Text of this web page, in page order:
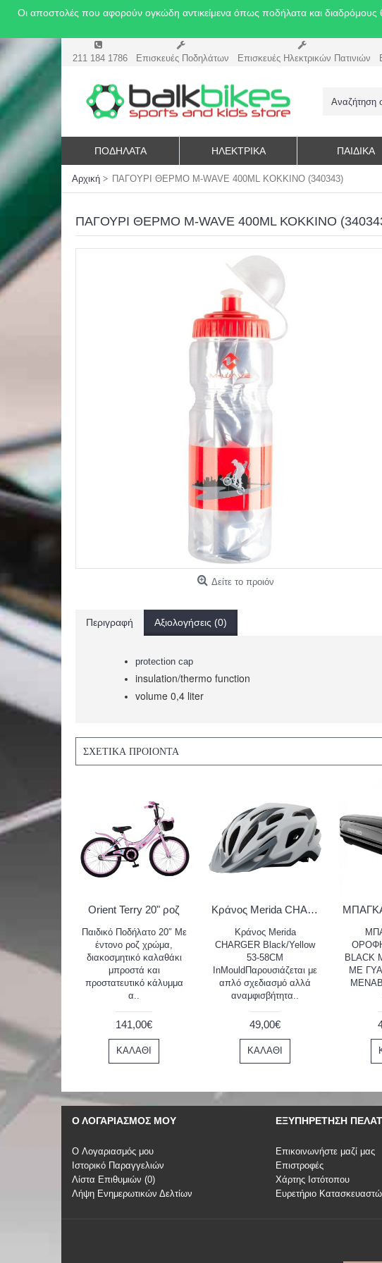
Οι αποστολές που αφορούν ογκώδη αντικείμενα όπως ποδήλατα και διαδρόμους
211 184 1786 Επισκευές Ποδηλάτων Επισκευές Ηλεκτρικών Πατινιών
ΠΟΔΗΛΑΤΑ ΗΛΕΚΤΡΙΚΆ ΠΑΙΔΙΚΑ
Αρχική ΠΑΓΟΥΡΙ ΘΕΡΜΟ M-WAVE 400ML ΚΟΚΚΙΝΟ (340343)
ΠΑΓΟΥΡΙ ΘΕΡΜΟ M-WAVE 400ML ΚΟΚΚΙΝΟ
Δείτε το προιόν
Περιγραφή Αξιολογήσεις (0)
protection cap
insulation/thermo function
volume 0,4 liter
ΣΧΕΤΙΚΆ ΠΡΟΙΌΝΤΑ
Orient Terry 20" ροζ
Παιδικό Ποδήλατο 20″ Με
έντονο ροζ χρώμα,
διακοσμητικό καλαθάκι
μπροστά και
προστατευτικό κάλυμμα
α..
141,00€
ΚΑΛΆΘΙ
Κράνος Merida CHARGER Matt White/Grey InMould
Κράνος Merida
CHARGER Black/Yellow
53-58CM
InMouldΠαρουσιάζεται με
απλό σχεδιασμό αλλά
αναμφισβήτητα..
49,00€
ΚΑΛΆΘΙ
ΜΕ
Ο ΛΟΓΑΡΙΑΣΜΌΣ ΜΟΥ
O Λογαριασμός μου
Ιστορικό Παραγγελιών
Λίστα Επιθυμιών (0)
Λήψη Ενημερωτικών Δελτίων
ΕΞΥΠΗΡΈΤΗΣΗ
Επικοινωνήστε μαζί μας
Επιστροφές
Χάρτης Ιστότοπου
Ευρετήριο